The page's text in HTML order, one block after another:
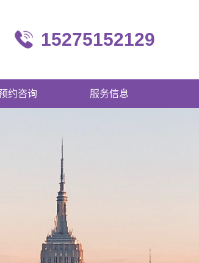
15275152129
约咨询 服务信息